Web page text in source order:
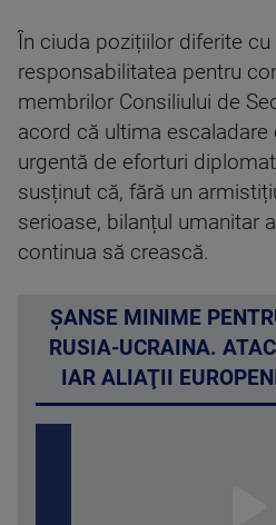
În ciuda pozițiilor diferite cu
responsabilitatea pentru
membrilor Consiliului de
acord că ultima escaladare
urgentă de eforturi
susținut că, fără un
serioase, bilanțul umanitar
continua să crească.
ŞANSE MINIME
RUSIA-UCRAINA.
IAR ALIAŢII